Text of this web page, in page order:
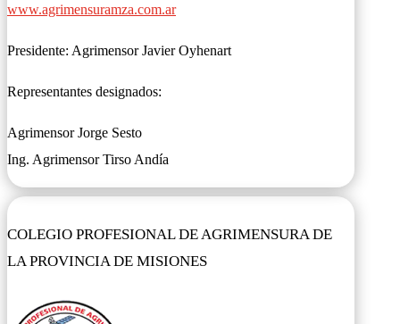
www.agrimensuramza.com.ar
Presidente: Agrimensor Javier Oyhenart
Representantes designados:
Agrimensor Jorge Sesto
Ing. Agrimensor Tirso Andía
COLEGIO PROFESIONAL DE AGRIMENSURA DE
LA PROVINCIA DE MISIONES